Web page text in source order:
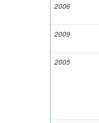
2006
2009
2005